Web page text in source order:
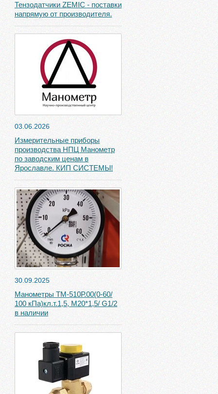
Тензодатчики ZEMIC - поставки
напрямую от производителя.
03.06.2026
Измерительные приборы
производства НПЦ Манометр
по заводским ценам в
Ярославле. КИП СИСТЕМЫ!
30.09.2025
Манометры ТМ-510Р.00(0-60/
100 кПа)кл.т.1,5, М20*1,5/ G1/2
в наличии